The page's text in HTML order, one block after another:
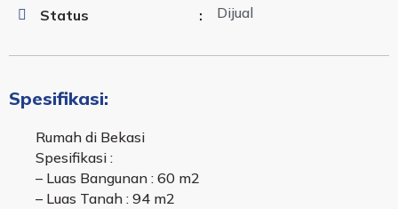
Status
: Dijual
Spesifikasi:
Rumah di Bekasi
Spesifikasi :
– Luas Bangunan : 60 m2
– Luas Tanah : 94 m2